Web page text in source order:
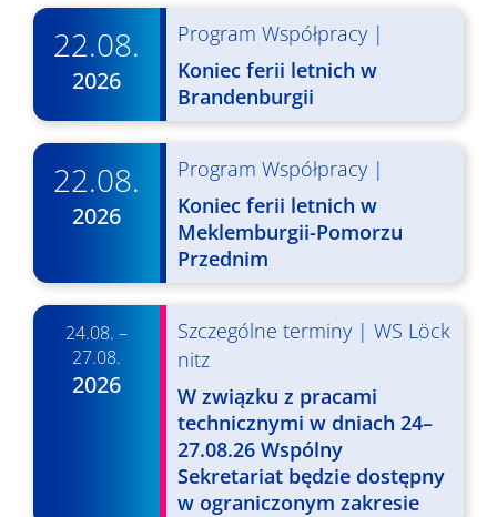
22.08.
2026
Program Współpracy|
Koniec ferii letnich w
Brandenburgii
22.08.
2026
Program Współpracy|
Koniec ferii letnich w
Meklemburgii-Pomorzu
Przednim
24.08. –
27.08.
2026
Szczególne terminy| WS Löck
nitz
W związku z pracami
technicznymi w dniach 24–
27.08.26 Wspólny
Sekretariat będzie dostępny
w ograniczonym zakresie